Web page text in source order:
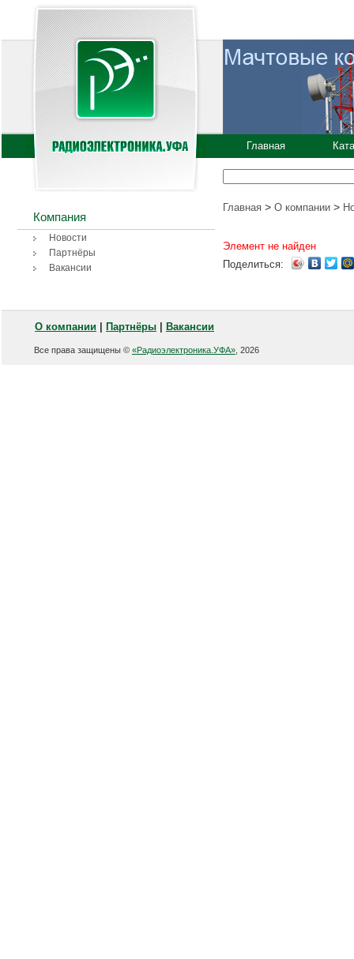
Главная
Компания
Новости
Партнёры
Вакансии
Главная > О компании >
Элемент не найден
Поделиться:
О компании Партнёры Вакансии
Все права защищены © «Радиоэлектроника.УФА» , 2026